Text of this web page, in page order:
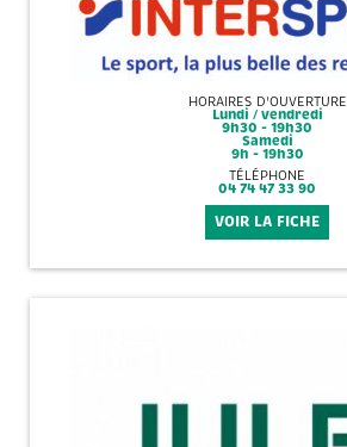
HORAIRES D'OUVERTURE
Lundi / vendredi
9h30 - 19h30
Samedi
9h - 19h30
TÉLÉPHONE
04 74 47 33 90
VOIR LA FICHE